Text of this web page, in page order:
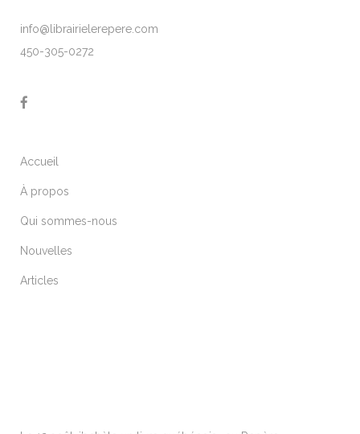
info@librairielerepere.com
450-305-0272
Accueil
À propos
Qui sommes-nous
Nouvelles
Articles